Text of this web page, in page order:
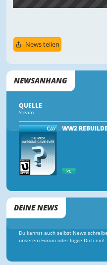
News teilen
NEWSANHANG
QUELLE
Steam
WW2
PC
DEINE NEWS
Du kannst auch selbst News
unserem Forum oder logge Dich ein!